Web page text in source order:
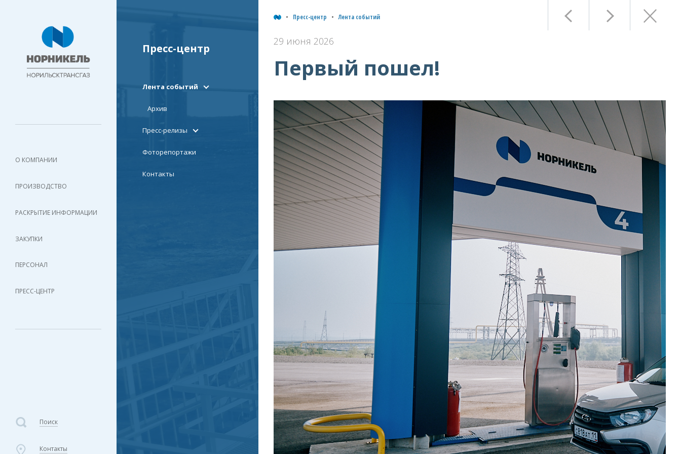
О КОМПАНИИ
ПРОИЗВОДСТВО
РАСКРЫТИЕ ИНФОРМАЦИИ
ЗАКУПКИ
ПЕРСОНАЛ
ПРЕСС-ЦЕНТР
Поиск
Контакты
Пресс-центр
Лента событий
Архив
Пресс-релизы
Фоторепортажи
Контакты
Пресс-центр Лента событий
29 июня 2026
Первый пошел!